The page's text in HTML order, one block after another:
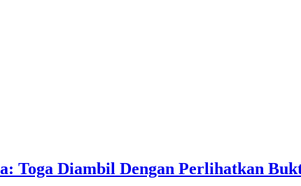
Toga Diambil Dengan Perlihatkan